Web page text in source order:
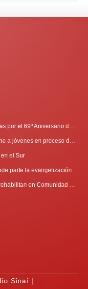
el Sur
parte la evangelización
Sinaí |